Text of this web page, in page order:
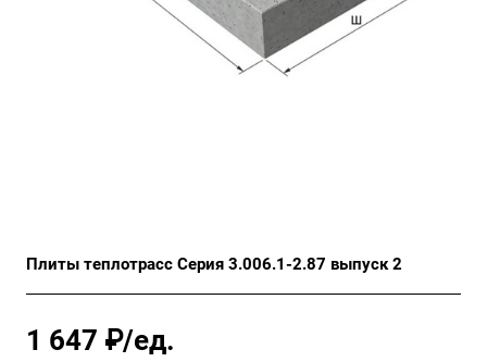
Плиты теплотрасс Серия 3.006.1-2.87 выпуск 2
1 647 ₽/ед.